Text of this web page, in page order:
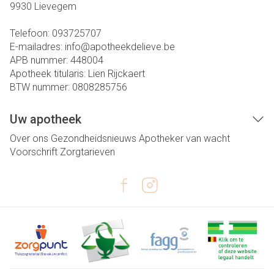
9930 Lievegem
Telefoon: 093725707
E-mailadres: info@apotheekdelieve.be
APB nummer: 448004
Apotheek titularis: Lien Rijckaert
BTW nummer: 0808285756
Uw apotheek
Over ons Gezondheidsnieuws Apotheker van wacht
Voorschrift Zorgtarieven